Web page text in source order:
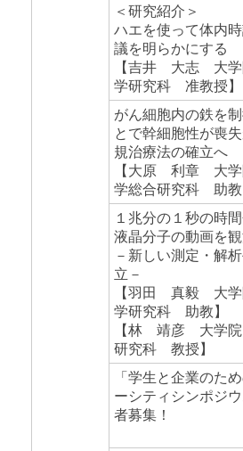
＜研究紹介＞
ハエを使って体内
議を明らかにする
【吉井 大志 大学
学研究科 准教授】
がん細胞内の鉄を
とで幹細胞性が喪
規治療法の確立へ
【大原 利章 大学
学総合研究科 助教
１兆分の１秒の時
液晶分子の動画を
－新しい測定・解
立－
【羽田 真毅 大学
学研究科 助教】
【林 靖彦 大学院
研究科 教授】
「学生と企業のた
ーシティシンポジ
者募集！